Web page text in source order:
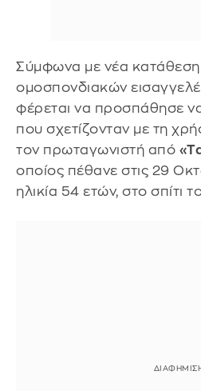
Σύμφωνα με νέα
ομοσπονδιακών
φέρεται να προσπάθησε να
που σχετίζονταν με τη
τον πρωταγωνιστή από
οποίος πέθανε στις 29
ηλικία 54 ετών, στο σπίτι